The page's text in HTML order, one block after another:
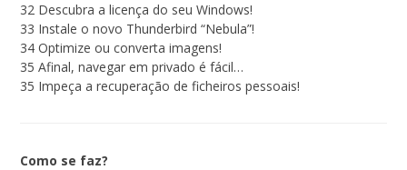
32 Descubra a licença do seu Windows!
33 Instale o novo Thunderbird “Nebula”!
34 Optimize ou converta imagens!
35 Afinal, navegar em privado é fácil…
35 Impeça a recuperação de ficheiros pessoais!
Como se faz?